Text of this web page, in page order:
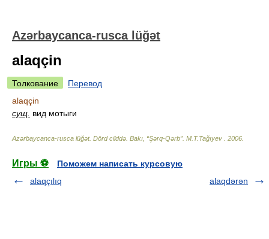
Azərbaycanca-rusca lüğət
alaqçin
Толкование
Перевод
alaqçin
сущ. вид мотыги
Azərbaycanca-rusca lüğət. Dörd cilddə. Bakı, “Şərq-Qərb” M.T.Tağıyev 2006
Игры ⚽
Поможем написать курсовую
alaqçılıq
alaqdərən